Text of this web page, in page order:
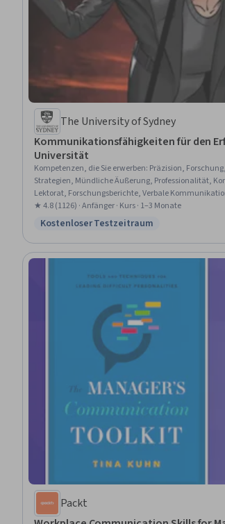
The University of Sydney
Kommunikationsfähigkeiten für den
Universität
Kompetenzen, die Sie erwerben: Präzision,
Strategien, Mündliche Äußerung, Professionalität,
Lektorat, Forschungsberichte, Verbale
Zwischenmenschliche Kommunikation, Ethische
Verhaltensweisen, Erleichterung der Diskussion,
★ 4.8 (1126) · Anfänger · Kurs · 1–3 Monate
Status: Kostenloser Testzeitraum
Kostenloser Testzeitraum
Packt